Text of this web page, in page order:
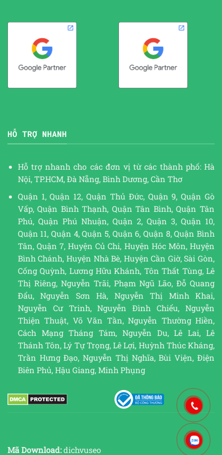
HỖ TRỢ NHANH
Hỗ trợ nhanh cho các đơn vị từ các thành phố: Hà
Nội, TP.HCM, Đà Nẵng, Bình Dương, Cần Thơ
Quận 1, Quận 12, Quận Thủ Đức, Quận 9, Quận Gò
Vấp, Quận Bình Thạnh, Quận Tân Bình, Quận Tân
Phú, Quận Phú Nhuận, Quận 2, Quận 3, Quận 10,
Quận 11, Quận 4, Quận 5, Quận 6, Quận 8, Quận Bình
Tân, Quận 7, Huyện Củ Chi, Huyện Hóc Môn, Huyện
Bình Chánh, Huyện Nhà Bè, Huyện Cần Giờ, Sài Gòn,
Cống Quỳnh, Lương Hữu Khánh, Tôn Thất Tùng, Lê
Thị Riêng, Nguyễn Trãi, Phạm Ngũ Lão, Đỗ Quang
Đẩu, Nguyễn Sơn Hà, Nguyễn Thị Minh Khai,
Nguyễn Cư Trinh, Nguyễn Đình Chiểu, Nguyễn
Thiện Thuật, Võ Văn Tần, Nguyễn Thường Hiền,
Cách Mạng Tháng Tám, Nguyễn Du, Lê Lai, Lê
Thánh Tôn, Lý Tự Trọng, Lê Lợi, Huỳnh Thúc Kháng,
Trần Hưng Đạo, Nguyễn Thị Nghĩa, Bùi Viện, Điện
Biên Phủ, Hậu Giang, Minh Phụng
Mã Download:dichvuseo